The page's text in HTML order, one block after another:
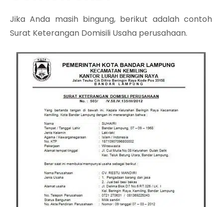
Jika Anda masih bingung, berikut adalah contoh
Surat Keterangan Domisili Usaha perusahaan.